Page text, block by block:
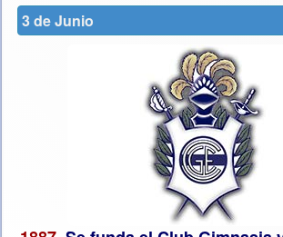
3 de Junio